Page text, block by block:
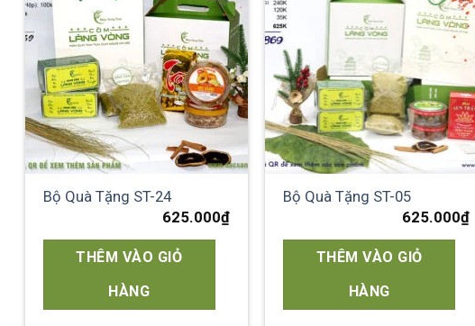
Add to
wishlist
Bộ Quà Tặng ST-24
625.000₫
THÊM VÀO GIỎ
HÀNG
Add to
wishlist
Bộ Quà Tặng ST-05
625.000₫
THÊM VÀO GIỎ
HÀNG